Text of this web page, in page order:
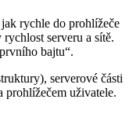
rychle do prohlížeče
serveru a sítě.
bajtu“.
serverové části
prohlížečem uživatele.